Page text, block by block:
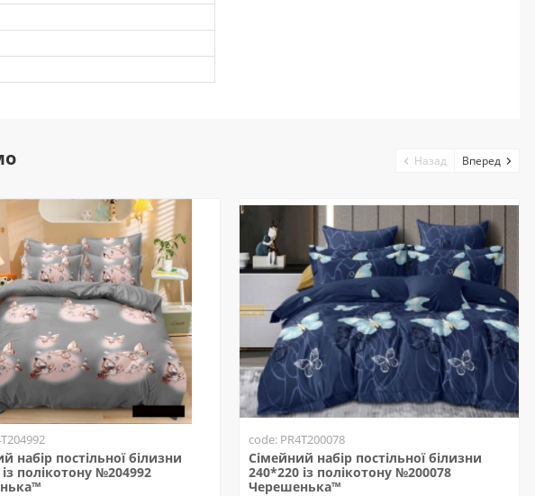
набір постільної білизни
полікотону №204992
code: PR4T200078
Сімейний набір постільної білизни
240*220 із полікотону №200078
Черешенька™
Назад Вперед